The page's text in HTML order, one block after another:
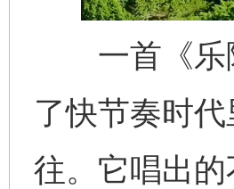
一首《乐随
了快节奏时代
往。它唱出的